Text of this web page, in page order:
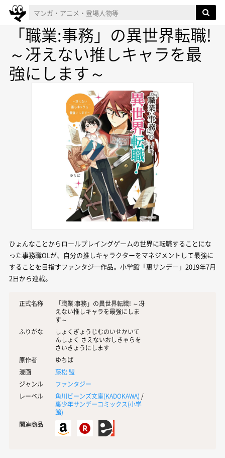
「職業:事務」の異世界転職!
～冴えない推しキャラを最
強にします～
ひょんなことからロールプレイングゲームの世界に転職することにな
った事務職OLが、自分の推しキャラクターをマネジメントして最強に
することを目指すファンタジー作品。小学館「裏サンデー」2019年7月
2日から連載。
正式名称
「職業:事務」の異世界転職! ～冴
えない推しキャラを最強にしま
す～
ふりがな
しょくぎょうじむのいせかいて
んしょく さえないおしきゃらを
さいきょうにします
原作者
ゆちば
漫画
藤松 盟
ジャンル
ファンタジー
レーベル
角川ビーンズ文庫(KADOKAWA) /
裏少年サンデーコミックス(小学
館)
関連商品